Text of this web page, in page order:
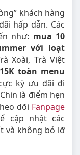
khách hàng
hấp dẫn. Các
như: mua 10
với loạt
Xoài, Trà Việt
toàn menu
kỳ ưu đãi đi
là điểm hẹn
dõi Fanpage
cập nhật các
và không bỏ lỡ